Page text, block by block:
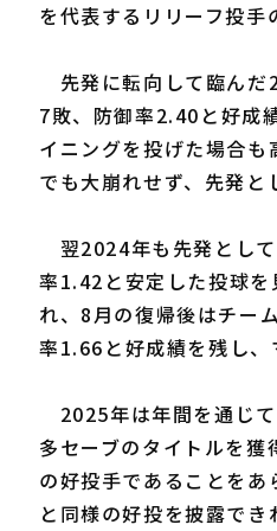
を代表するリリーフ投手
先発に転向して臨んだ
7敗、防御率2.40と好成
イニングを投げた場合
でも大崩れせず、先発と
翌2024年も先発とし
率1.42と安定した投球
れ、8月の復帰後はチー
率1.66と好成績を残し、
2025年は年間を通じ
多セーブのタイトルを
の好投手であることを
と同様の好投を披露で